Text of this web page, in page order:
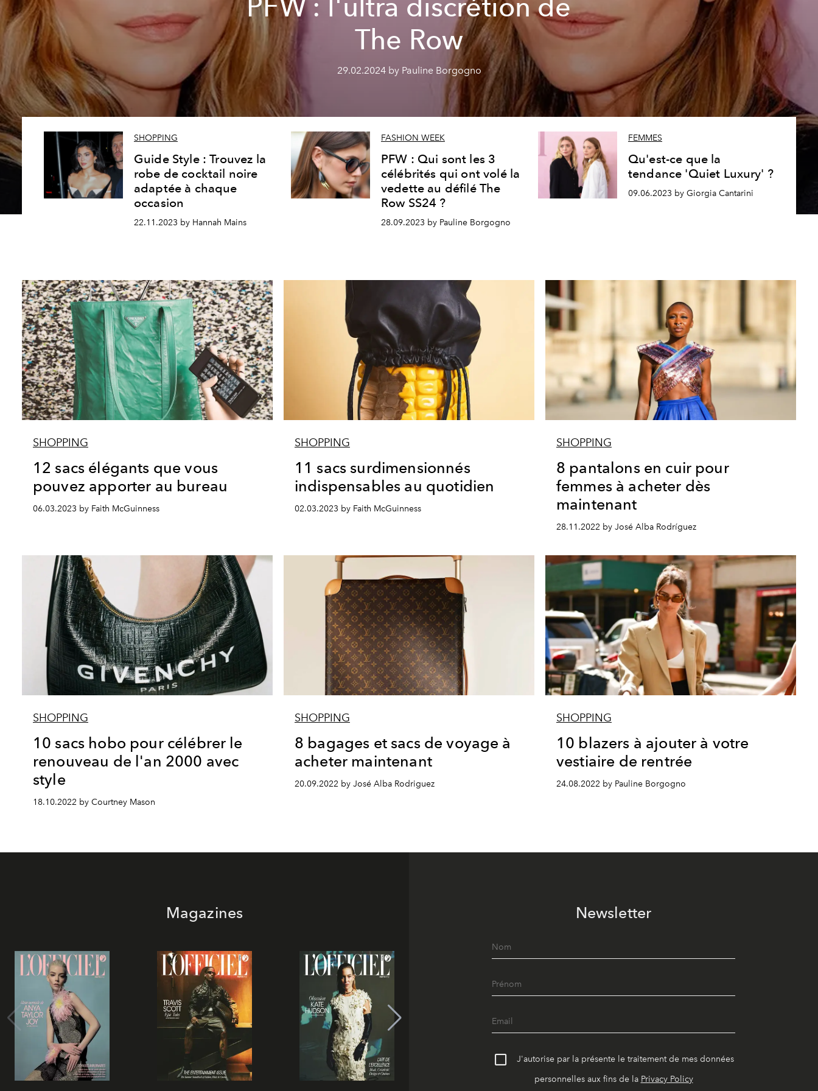
PFW : l'ultra discrétion de
The Row
29.02.2024 by Pauline Borgogno
SHOPPING
Guide Style : Trouvez la
robe de cocktail noire
adaptée à chaque
occasion
22.11.2023 by Hannah Mains
FASHION WEEK
PFW : Qui sont les 3
célébrités qui ont volé la
vedette au défilé The
Row SS24 ?
28.09.2023 by Pauline Borgogno
FEMMES
Qu'est-ce que la
tendance 'Quiet Luxury' ?
09.06.2023 by Giorgia Cantarini
SHOPPING
12 sacs élégants que vous
pouvez apporter au bureau
06.03.2023 by Faith McGuinness
SHOPPING
11 sacs surdimensionnés
indispensables au quotidien
02.03.2023 by Faith McGuinness
SHOPPING
8 pantalons en cuir pour
femmes à acheter dès
maintenant
28.11.2022 by José Alba Rodríguez
SHOPPING
10 sacs hobo pour célébrer le
renouveau de l'an 2000 avec
style
18.10.2022 by Courtney Mason
SHOPPING
8 bagages et sacs de voyage à
acheter maintenant
20.09.2022 by José Alba Rodriguez
SHOPPING
10 blazers à ajouter à votre
vestiaire de rentrée
24.08.2022 by Pauline Borgogno
Magazines Newsletter
J'autorise par la présente le traitement de mes données
personnelles aux fins de la Privacy Policy